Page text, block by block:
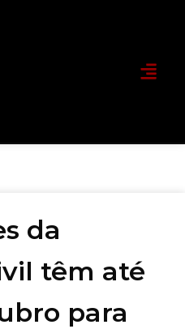
da
têm até
para